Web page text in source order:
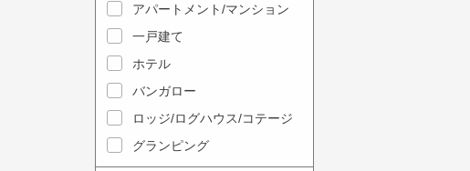
t
o
t
e
k
t
o
n
アパートメント/マンション
一戸建て
ホテル
バンガロー
ロッジ/ログハウス/コテージ
グランピング